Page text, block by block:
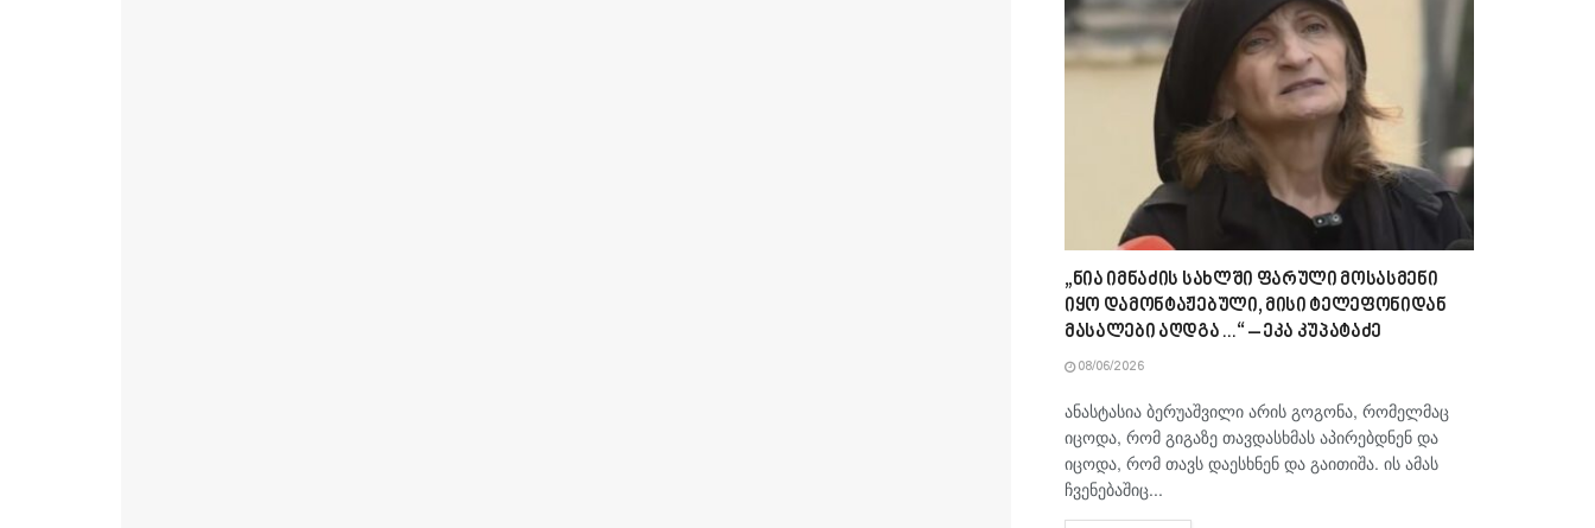
„ნია იმნაძის სახლში ფარული მოსასმენი
იყო დამონტაჟებული, მისი ტელეფონიდან
მასალები აღდგა…“ – ეკა კუპატაძე
08/06/2026
ანასტასია ბერუაშვილი არის გოგონა, რომელმაც
იცოდა, რომ გიგაზე თავდასხმას აპირებდნენ და
იცოდა, რომ თავს დაესხნენ და გაითიშა. ის ამას
ჩვენებაშიც...